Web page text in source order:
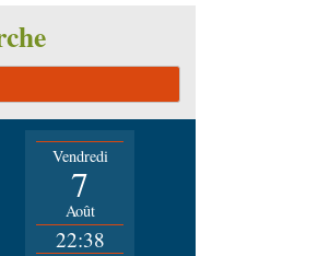
Vendredi
7
Août
22:38